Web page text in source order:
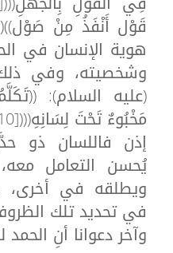
هوية الإنسان في
وشخصيته، وفي
(عليه السلام):
مَخْبُوءٌ تَحْتَ لِسَانِهِ((([10]) .
إذن فاللسان ذو
يُحسن التعامل
ويطلقه في أخرى،
في تحديد تلك
وآخر دعوانا أنِ الحمد